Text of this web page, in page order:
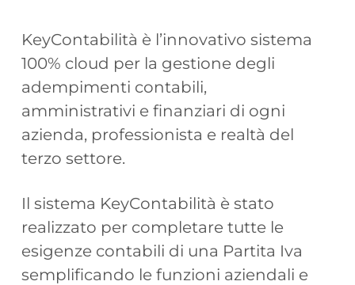
KeyContabilità è l’innovativo sistema
100% cloud per la gestione degli
adempimenti contabili,
amministrativi e finanziari di ogni
azienda, professionista e realtà del
terzo settore.
Il sistema KeyContabilità è stato
realizzato per completare tutte le
esigenze contabili di una Partita Iva
semplificando le funzioni aziendali e